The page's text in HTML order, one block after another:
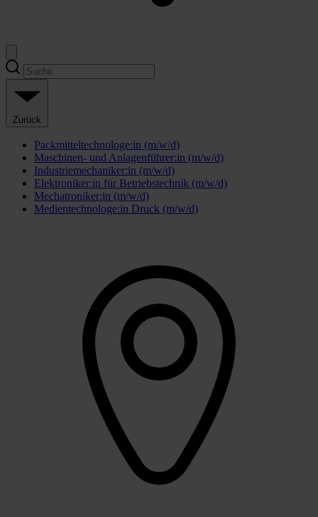
Zurück
Packmitteltechnologe:in (m/w/d)
Maschinen- und Anlagenführer:in (m/w/d)
Industriemechaniker:in (m/w/d)
Elektroniker:in für Betriebstechnik (m/w/d)
Mechatroniker:in (m/w/d)
Medientechnologe:in Druck (m/w/d)